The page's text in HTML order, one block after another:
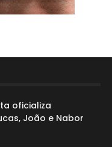
oficializa
João e Nabor